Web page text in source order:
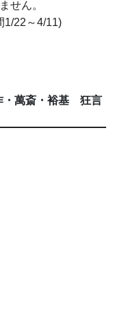
せん。
22～4/11)
萬斎・裕基 狂言